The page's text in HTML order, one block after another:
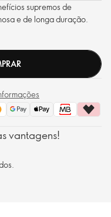
supremos de
e de longa duração.
vantagens!